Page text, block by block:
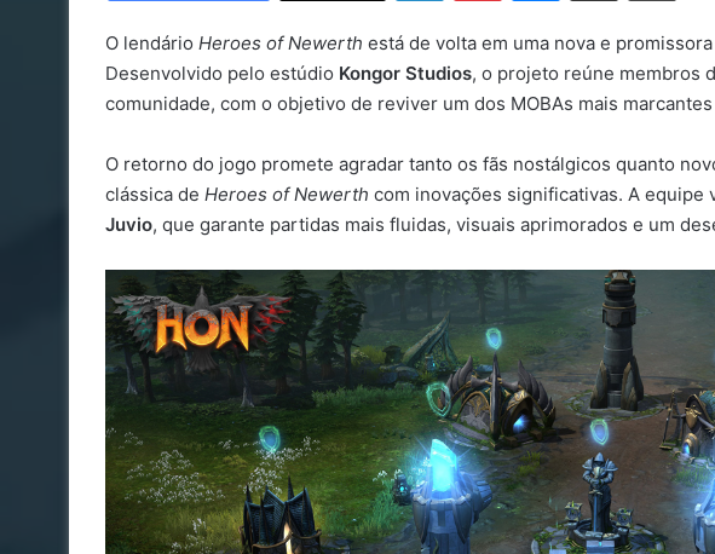
O lendário Heroes of Newerth está de volta em uma nova e
Desenvolvido pelo estúdio Kongor Studios, o projeto reúne membros
comunidade, com o objetivo de reviver um dos MOBAs mais
O retorno do jogo promete agradar tanto os fãs nostálgicos quanto
clássica de Heroes of Newerth com inovações significativas. A equipe
Juvio, que garante partidas mais fluidas, visuais aprimorados e um